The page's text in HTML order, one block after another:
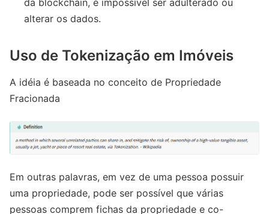
da blockchain, é impossível ser adulterado ou
alterar os dados.
Uso de Tokenização em Imóveis
A idéia é baseada no conceito de Propriedade
Fracionada
Em outras palavras, em vez de uma pessoa possuir
uma propriedade, pode ser possível que várias
pessoas comprem fichas da propriedade e co-